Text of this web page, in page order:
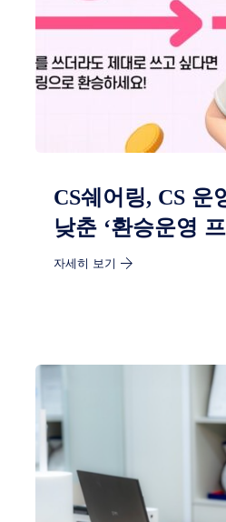
CS쉐어링, CS 운
낮춘 ‘환승운영
자세히 보기